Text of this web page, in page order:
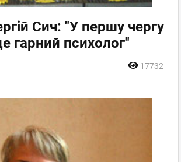
Сич: "У першу чергу
гарний психолог"
17732